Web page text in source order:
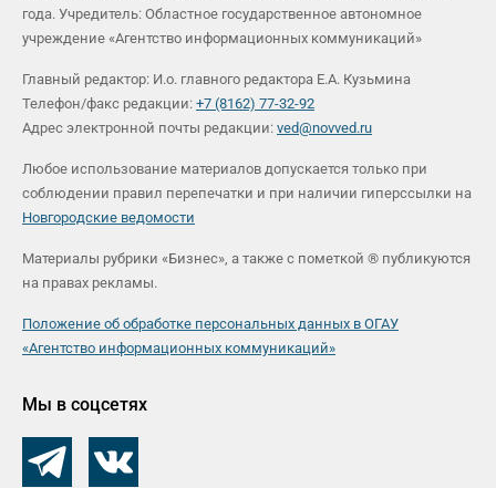
года. Учредитель: Областное государственное автономное
учреждение «Агентство информационных коммуникаций»
Главный редактор: И.о. главного редактора Е.А. Кузьмина
Телефон/факс редакции: +7 (8162) 77-32-92
Адрес электронной почты редакции: ved@novved.ru
Любое использование материалов допускается только при
соблюдении правил перепечатки и при наличии гиперссылки на
Новгородские ведомости
Материалы рубрики «Бизнес», а также с пометкой ® публикуются
на правах рекламы.
Положение об обработке персональных данных в ОГАУ
«Агентство информационных коммуникаций»
Мы в соцсетях